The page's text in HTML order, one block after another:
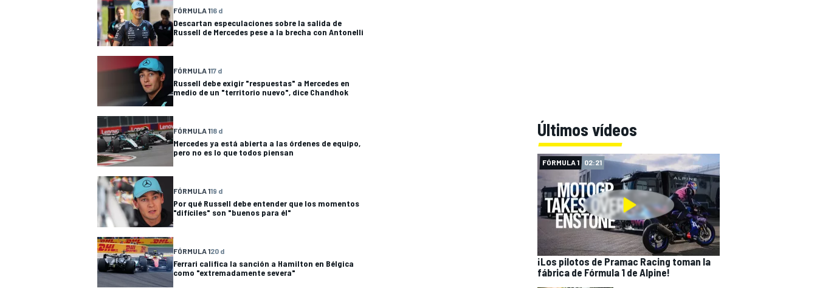
MÁS CATEGORÍAS
FÓRMULA 116 d
Descartan especulaciones sobre la salida de
Russell de Mercedes pese a la brecha con Antonelli
FÓRMULA 117 d
Russell debe exigir "respuestas" a Mercedes en
medio de un "territorio nuevo", dice Chandhok
FÓRMULA 118 d
Mercedes ya está abierta a las órdenes de equipo,
pero no es lo que todos piensan
FÓRMULA 119 d
Por qué Russell debe entender que los momentos
"difíciles" son "buenos para él"
FÓRMULA 120 d
Ferrari califica la sanción a Hamilton en Bélgica
como "extremadamente severa"
Últimos vídeos
FÓRMULA 1 02:21
¡Los pilotos de Pramac Racing toman la
fábrica de Fórmula 1 de Alpine!